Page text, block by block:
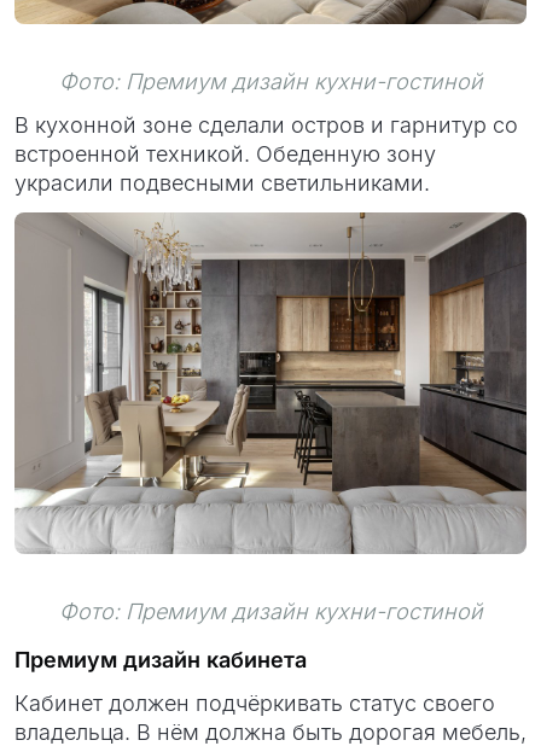
Фото: Премиум дизайн кухни-гостиной
В кухонной зоне сделали остров и гарнитур со
встроенной техникой. Обеденную зону
украсили подвесными светильниками.
Фото: Премиум дизайн кухни-гостиной
Премиум дизайн кабинета
Кабинет должен подчёркивать статус своего
владельца. В нём должна быть дорогая мебель,